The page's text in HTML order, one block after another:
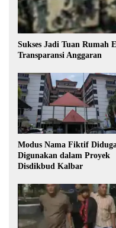
Sukses Jadi Tuan Rumah
Transparansi Anggaran
Modus Nama Fiktif
Digunakan dalam Proyek
Disdikbud Kalbar